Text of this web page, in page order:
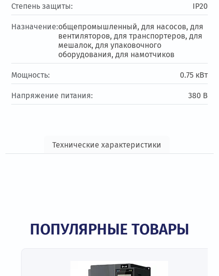
Степень защиты: IP20
Назначение:общепромышленный, для насосов, для
вентиляторов, для транспортеров, для
мешалок, для упаковочного
оборудования, для намотчиков
Мощность: 0.75 кВт
Напряжение питания: 380 В
Технические характеристики
ПОПУЛЯРНЫЕ ТОВАРЫ